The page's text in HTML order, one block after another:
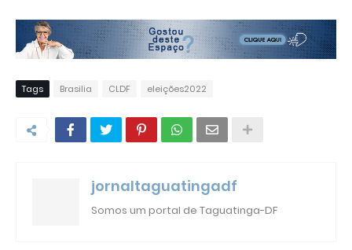
Tags Brasilia CLDF eleições2022
jornaltaguatingadf
Somos um portal de Taguatinga-DF